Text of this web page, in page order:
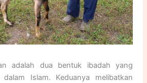
adalah dua bentuk ibadah yang
Islam. Keduanya melibatkan